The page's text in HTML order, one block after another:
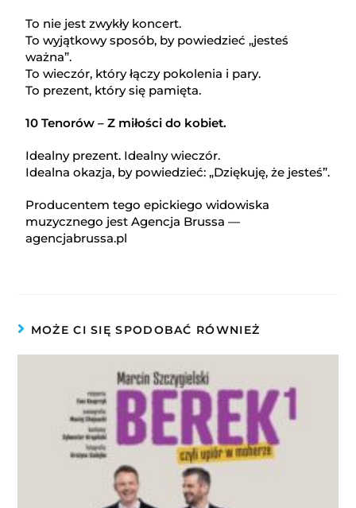
To nie jest zwykły koncert.
To wyjątkowy sposób, by powiedzieć „jesteś
ważna”.
To wieczór, który łączy pokolenia i pary.
To prezent, który się pamięta.
10 Tenorów – Z miłości do kobiet.
Idealny prezent. Idealny wieczór.
Idealna okazja, by powiedzieć: „Dziękuję, że jesteś”.
Producentem tego epickiego widowiska
muzycznego jest Agencja Brussa —
agencjabrussa.pl
MOŻE CI SIĘ SPODOBAĆ RÓWNIEŻ